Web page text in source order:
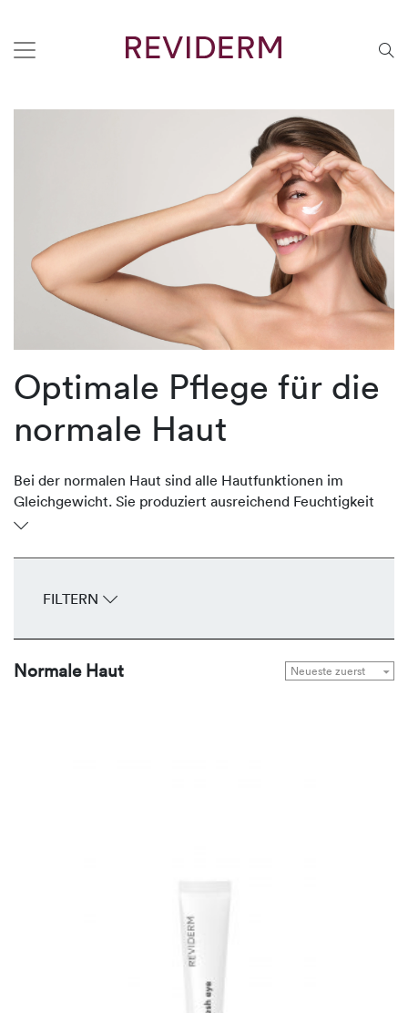
Optimale Pflege für die
normale Haut
Bei der normalen Haut sind alle Hautfunktionen im
Gleichgewicht. Sie produziert ausreichend Feuchtigkeit
und schützende Lipide, ist geschmeidig und glatt. Sie ist
feine Poren. Das gesamte Erscheinungsbild wirkt
REVIDERM Seren, Fluids, Cremes und Masken zur
FILTERN
Normale Haut